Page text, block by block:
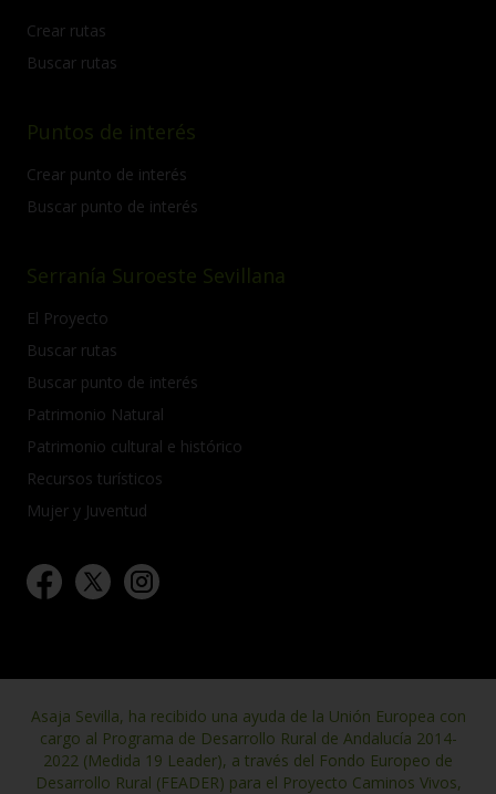
Crear rutas
Buscar rutas
Puntos de interés
Crear punto de interés
Buscar punto de interés
Serranía Suroeste Sevillana
El Proyecto
Buscar rutas
Buscar punto de interés
Patrimonio Natural
Patrimonio cultural e histórico
Recursos turísticos
Mujer y Juventud
Asaja Sevilla, ha recibido una ayuda de la Unión Europea con
cargo al Programa de Desarrollo Rural de Andalucía 2014-
2022 (Medida 19 Leader), a través del Fondo Europeo de
Desarrollo Rural (FEADER) para el Proyecto Caminos Vivos,